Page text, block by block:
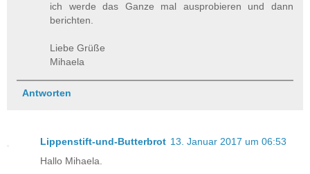
ich werde das Ganze mal ausprobieren und dann
berichten.
Liebe Grüße
Mihaela
Antworten
Lippenstift-und-Butterbrot 13. Januar 2017 um 06:53
Hallo Mihaela.